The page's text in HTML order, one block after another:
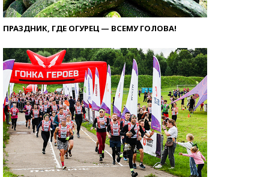
ПРАЗДНИК, ГДЕ ОГУРЕЦ — ВСЕМУ ГОЛОВА!